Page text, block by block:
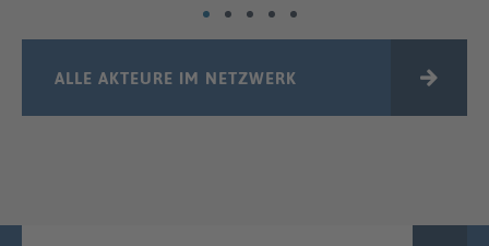
ALLE AKTEURE IM NETZWERK